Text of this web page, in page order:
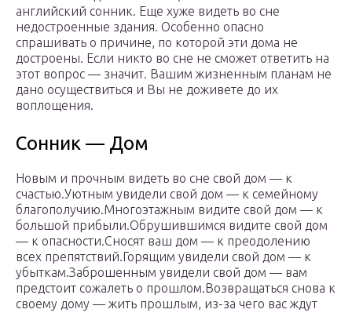
английский сонник. Еще хуже видеть во сне
недостроенные здания. Особенно опасно
спрашивать о причине, по которой эти дома не
достроены. Если никто во сне не сможет ответить на
этот вопрос — значит. Вашим жизненным планам не
дано осуществиться и Вы не доживете до их
воплощения.
Сонник — Дом
Новым и прочным видеть во сне свой дом — к
счастью.Уютным увидели свой дом — к семейному
благополучию.Многоэтажным видите свой дом — к
большой прибыли.Обрушившимся видите свой дом
— к опасности.Сносят ваш дом — к преодолению
всех препятствий.Горящим увидели свой дом — к
убыткам.Заброшенным увидели свой дом — вам
предстоит сожалеть о прошлом.Возвращаться снова к
своему дому — жить прошлым, из-за чего вас ждут